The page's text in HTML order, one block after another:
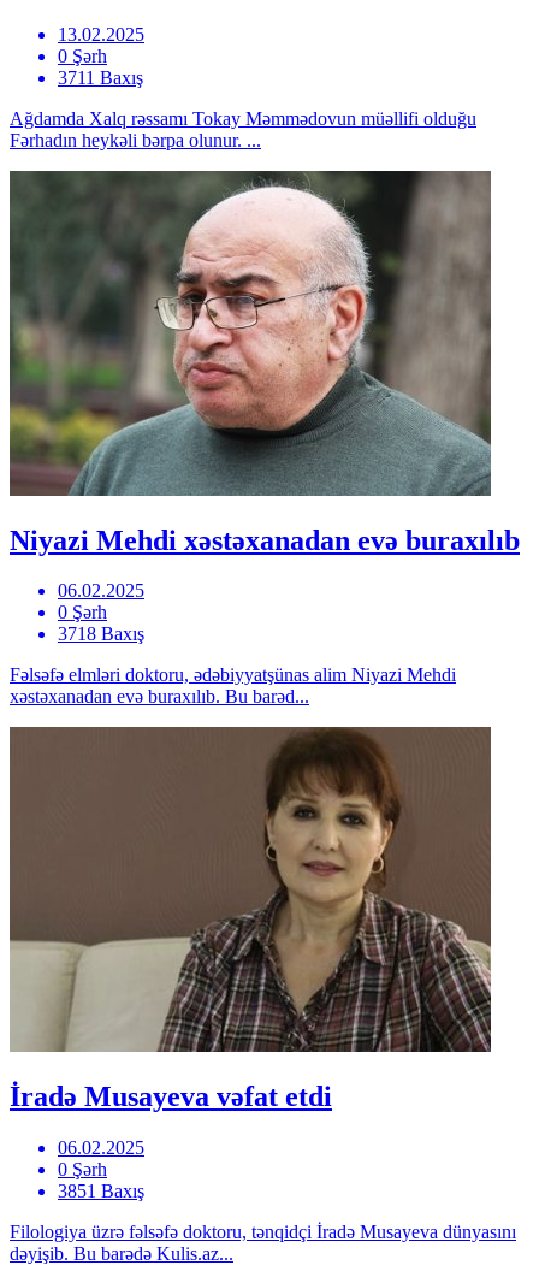
13.02.2025
0 Şərh
3711 Baxış
Ağdamda Xalq rəssamı Tokay Məmmədovun müəllifi olduğu
Fərhadın heykəli bərpa olunur. ...
Niyazi Mehdi xəstəxanadan evə buraxılıb
06.02.2025
0 Şərh
3718 Baxış
Fəlsəfə elmləri doktoru, ədəbiyyatşünas alim Niyazi Mehdi
xəstəxanadan evə buraxılıb. Bu barəd...
İradə Musayeva vəfat etdi
06.02.2025
0 Şərh
3851 Baxış
Filologiya üzrə fəlsəfə doktoru, tənqidçi İradə Musayeva dünyasını
dəyişib. Bu barədə Kulis.az...